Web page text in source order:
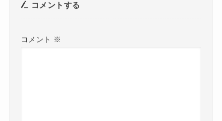
コメントする
コメント ※